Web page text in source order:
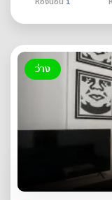
ว่าง